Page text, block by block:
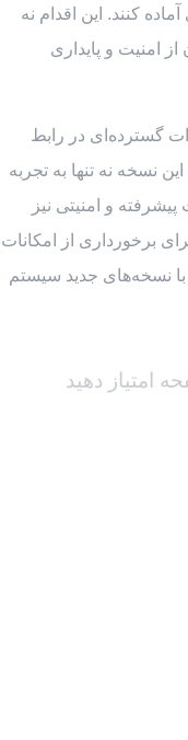
کنند. این اقدام نه
از امنیت و پایداری
و تغییرات گسترده‌ای در رابط
نسخه نه تنها به تجربه
و امنیتی نیز
برخورداری از امکانات
با نسخه‌های جدید سیستم
امتیاز دهید